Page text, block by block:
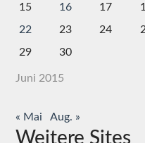
Juni 2015
15
16 17
22
23 24
29
30
« Mai Aug. »
Weitere Sites